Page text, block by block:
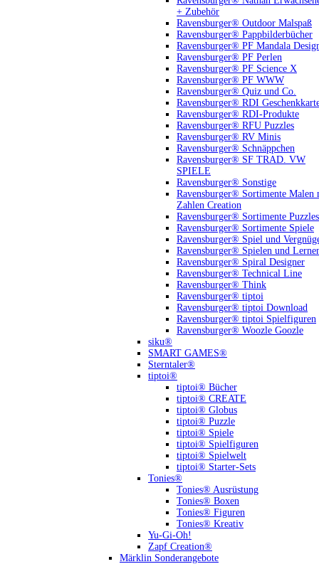
+ Zubehör
Ravensburger® Outdoor Malspaß
Ravensburger® Pappbilderbücher
Ravensburger® PF Mandala
Ravensburger® PF Perlen
Ravensburger® PF Science X
Ravensburger® PF WWW
Ravensburger® Quiz und Co.
Ravensburger® RDI
Ravensburger® RDI-Produkte
Ravensburger® RFU Puzzles
Ravensburger® RV Minis
Ravensburger® Schnäppchen
Ravensburger® SF TRAD. VW
SPIELE
Ravensburger® Sonstige
Ravensburger® Sortimente Malen
Zahlen Creation
Ravensburger® Sortimente Puzzles
Ravensburger® Sortimente Spiele
Ravensburger® Spiel und
Ravensburger® Spielen und
Ravensburger® Spiral Designer
Ravensburger® Technical Line
Ravensburger® Think
Ravensburger® tiptoi
Ravensburger® tiptoi Download
Ravensburger® tiptoi Spielfiguren
Ravensburger® Woozle Goozle
siku®
SMART GAMES®
Sterntaler®
tiptoi®
tiptoi® Bücher
tiptoi® CREATE
tiptoi® Globus
tiptoi® Puzzle
tiptoi® Spiele
tiptoi® Spielfiguren
tiptoi® Spielwelt
tiptoi® Starter-Sets
Tonies®
Tonies® Ausrüstung
Tonies® Boxen
Tonies® Figuren
Tonies® Kreativ
Yu-Gi-Oh!
Zapf Creation®
Märklin Sonderangebote